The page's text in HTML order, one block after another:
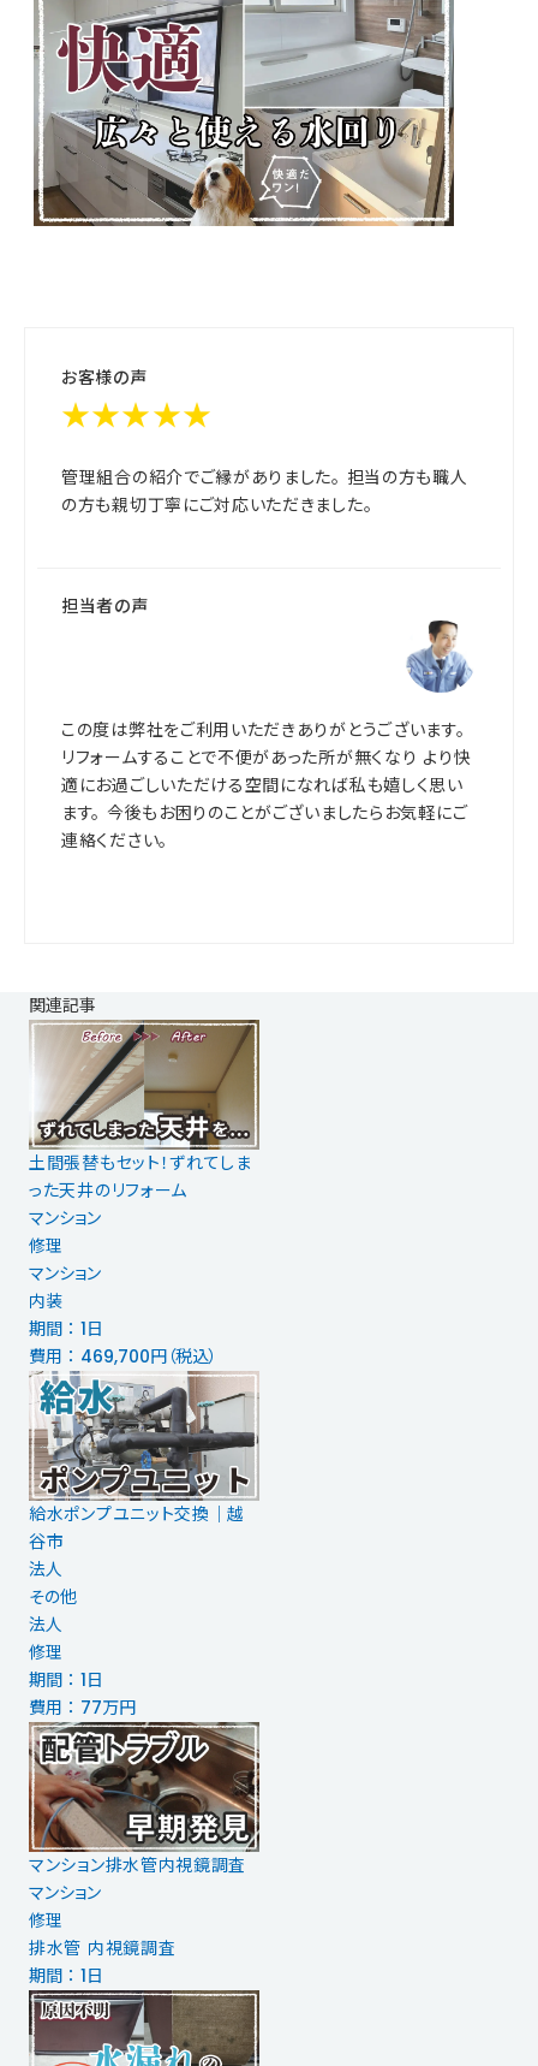
お客様の声
★★★★★
管理組合の紹介でご縁がありました。 担当の方も職人
の方も親切丁寧にご対応いただきました。
担当者の声
この度は弊社をご利用いただきありがとうございます。
リフォームすることで不便があった所が無くなり より快
適にお過ごしいただける空間になれば私も嬉しく思い
ます。 今後もお困りのことがございましたらお気軽にご
連絡ください。
関連記事
土間張替もセット！ずれてしま
った天井のリフォーム
マンション
修理
マンション
内装
期間 ： 1日
費用 ： 469,700円（税込）
給水ポンプユニット交換｜越
谷市
法人
その他
法人
修理
期間 ： 1日
費用 ： 77万円
マンション排水管内視鏡調査
マンション
修理
排水管 内視鏡調査
期間 ： 1日